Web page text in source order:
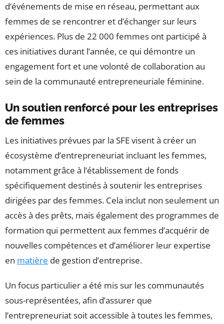
d’événements de mise en réseau, permettant aux
femmes de se rencontrer et d’échanger sur leurs
expériences. Plus de 22 000 femmes ont participé à
ces initiatives durant l’année, ce qui démontre un
engagement fort et une volonté de collaboration au
sein de la communauté entrepreneuriale féminine.
Un soutien renforcé pour les entreprises
de femmes
Les initiatives prévues par la SFE visent à créer un
écosystème d’entrepreneuriat incluant les femmes,
notamment grâce à l’établissement de fonds
spécifiquement destinés à soutenir les entreprises
dirigées par des femmes. Cela inclut non seulement un
accès à des prêts, mais également des programmes de
formation qui permettent aux femmes d’acquérir de
nouvelles compétences et d’améliorer leur expertise
en matière de gestion d’entreprise.
Un focus particulier a été mis sur les communautés
sous-représentées, afin d’assurer que
l’entrepreneuriat soit accessible à toutes les femmes,